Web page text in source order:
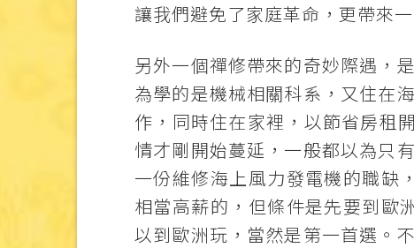
讓我們避免了家庭革命，更帶來
另外一個禪修帶來的奇妙際遇，
為學的是機械相關科系，又住在
作，同時住在家裡，以節省房租
情才剛開始蔓延，一般都以為只
一份維修海上風力發電機的職缺
相當高薪的，但條件是先要到歐
以到歐洲玩，當然是第一首選。